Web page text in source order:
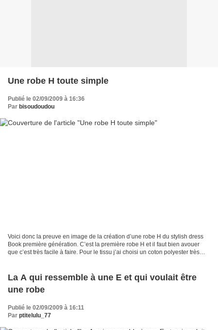
Une robe H toute simple
Publié le 02/09/2009 à 16:36
Par bisoudoudou
Voici donc la preuve en image de la création d’une robe H du stylish dress
Book première génération. C’est la première robe H et il faut bien avouer
que c’est très facile à faire. Pour le tissu j’ai choisi un coton polyester très
La A qui ressemble à une E et qui voulait être
une robe
Publié le 02/09/2009 à 16:11
Par ptitelulu_77